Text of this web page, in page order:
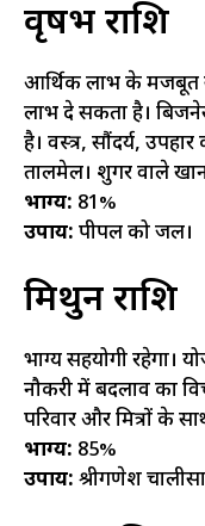
वृषभ राशि
आर्थिक लाभ के मजबूत
लाभ दे सकता है।
है। वस्त्र, सौंदर्य,
तालमेल। शुगर वाले
भाग्य: 81%
उपाय: पीपल को जल।
मिथुन राशि
भाग्य सहयोगी रहेगा।
नौकरी में बदलाव का
परिवार और मित्रों के
भाग्य: 85%
उपाय: श्रीगणेश